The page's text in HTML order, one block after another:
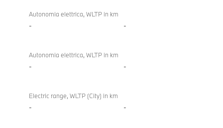
Autonomia elettrica, WLTP in km
- -
Autonomia elettrica, WLTP in km
- -
Electric range, WLTP (City) in km
- -